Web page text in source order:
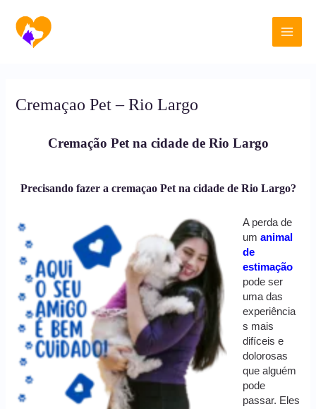
para
conteúdo
Main
Cremaçao Pet – Rio Largo
Cremação Pet na cidade de Rio Largo
Precisando fazer a cremaçao Pet na cidade de Rio Largo?
A perda de
umanimal
de
estimação
pode ser
uma das
experiência
s mais
difíceis e
dolorosas
que alguém
pode
passar. Eles